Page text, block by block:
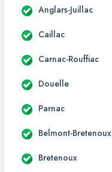
Anglars-Juillac
Caillac
Carnac-Rouffiac
Douelle
Parnac
Belmont-Bretenoux
Bretenoux